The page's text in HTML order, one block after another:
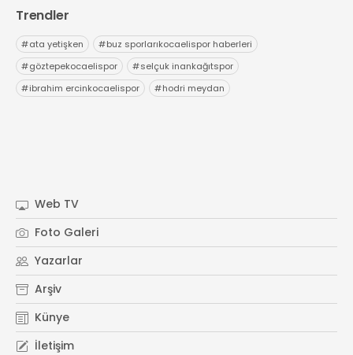
Trendler
#ata yetişken #buz sporlarıkocaelispor haberleri
#göztepekocaelispor #selçuk inankağıtspor
#ibrahim ercinkocaelispor #hodri meydan
Web TV
Foto Galeri
Yazarlar
Arşiv
Künye
İletişim